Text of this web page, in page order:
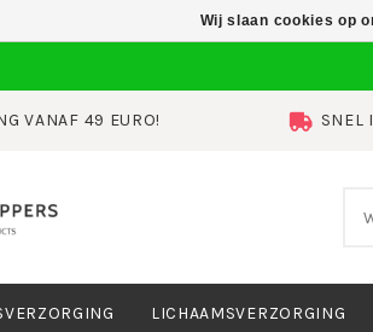
VANAF 49 EURO! SNEL
LICHAAMSVERZORGING
Wij slaan cookies op